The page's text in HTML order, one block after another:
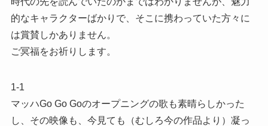
的なキャラクターばかりで、そこに携わっていた方々に
は賞賛しかありません。
ご冥福をお祈りします。
1-1
マッハGo Go Goのオープニングの歌も素晴らしかった
し、その映像も、今見ても（むしろ今の作品より）凝っ